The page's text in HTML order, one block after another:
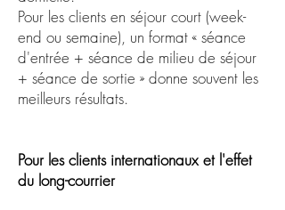
Pour les clients en séjour court (week-
end ou semaine), un format « séance
d'entrée + séance de milieu de séjour
+ séance de sortie » donne souvent les
meilleurs résultats.
Pour les clients internationaux et l'effet
du long-courrier